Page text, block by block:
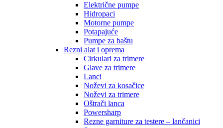
Električne pumpe
Hidropaci
Motorne pumpe
Potapajuće
Pumpe za baštu
Rezni alat i oprema
Cirkulari za trimere
Glave za trimere
Lanci
Noževi za kosačice
Noževi za trimere
Oštrači lanca
Powersharp
Rezne garniture za testere – lančanici